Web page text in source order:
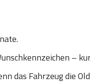
–
das Fahrzeug die